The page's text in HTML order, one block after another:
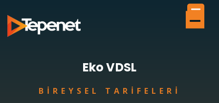
Eko VDSL
BIREYSEL TARIFELERI